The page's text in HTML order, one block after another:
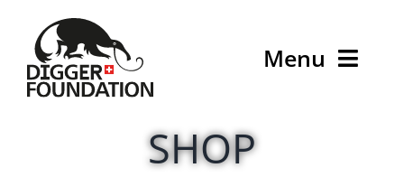
contenu
Menu
SHOP